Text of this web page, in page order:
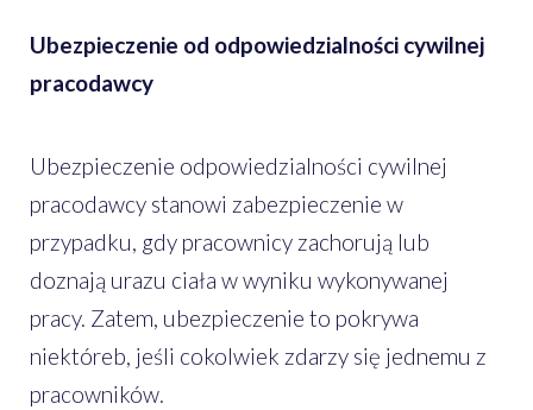
Ubezpieczenie od odpowiedzialności cywilnej
pracodawcy
Ubezpieczenie odpowiedzialności cywilnej
pracodawcy stanowi zabezpieczenie w
przypadku, gdy pracownicy zachorują lub
doznają urazu ciała w wyniku wykonywanej
pracy. Zatem, ubezpieczenie to pokrywa
niektóreb, jeśli cokolwiek zdarzy się jednemu z
pracowników.